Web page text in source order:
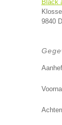
Black
9840